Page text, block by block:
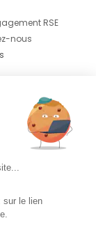
RSE
nous
sur le lien